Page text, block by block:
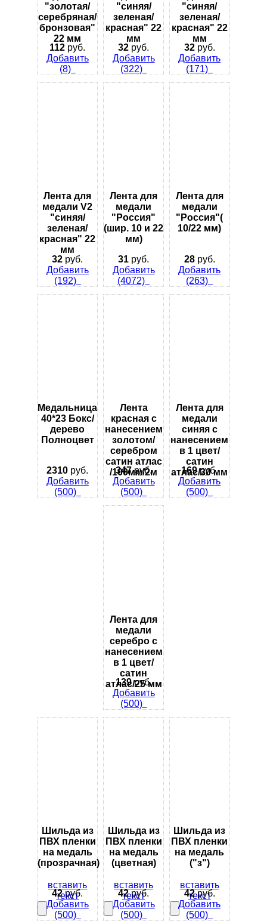
"золотая/
серебряная/
бронзовая"
22 мм
112 руб.
Добавить
(8)
"синяя/
зеленая/
красная" 22
мм
32 руб.
Добавить
(322)
"синяя/
зеленая/
красная" 22
мм
32руб.
Добавить
(171)
Лента для
медали V2
"синяя/
зеленая/
красная" 22
мм
32 руб.
Добавить
(192)
Лента для
медали
"Россия"
(шир. 10 и 22
мм)
31 руб.
Добавить
(4072)
Лента для
медали
"Россия"(
10/22 мм)
28руб.
Добавить
(263)
Медальница
40*23 Бокс/
дерево
Полноцвет
2310 руб.
Добавить
(500)
Лента
красная с
нанесением
золотом/
серебром
сатин атлас
/100мм/2м
347руб.
Добавить
(500)
Лента для
медали
синяя с
нанесением
в 1 цвет/
сатин
атлас/30 мм
169руб.
Добавить
(500)
Лента для
медали
серебро с
нанесением
в 1 цвет/
сатин
атлас/25 мм
139руб.
Добавить
(500)
Шильда из
ПВХ пленки
на медаль
(прозрачная)
вставить
текст
42руб.
Добавить
(500)
Шильда из
ПВХ пленки
на медаль
(цветная)
вставить
текст
42руб.
Добавить
(500)
Шильда из
ПВХ пленки
на медаль
("з")
вставить
текст
42руб.
Добавить
(500)